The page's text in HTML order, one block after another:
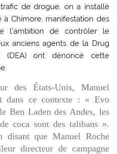
de drogue, on a installé
Chimore, manifestation des
l’ambition de contrôler le
anciens agents de la Drug
(DEA) ont dénoncé cette
des États-Unis, Manuel
dans ce contexte : « Evo
Ben Laden des Andes, les
coca sont des talibans ».
disant que Manuel Roche
directeur de campagne